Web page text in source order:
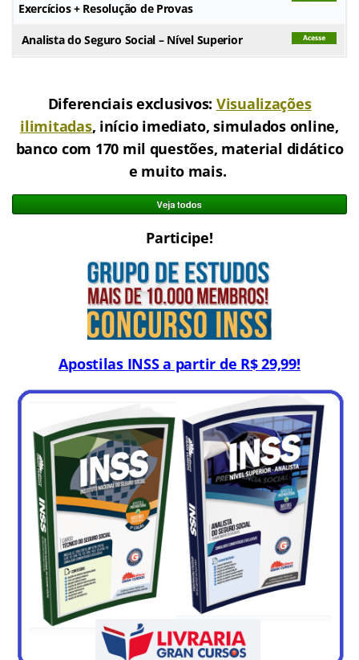
Exercícios + Resolução de Provas
Analista do Seguro Social – Nível Superior
Diferenciais exclusivos: Visualizações
ilimitadas, início imediato, simulados online,
banco com 170 mil questões, material didático
e muito mais.
Participe!
Apostilas INSS a partir de R$ 29,99!